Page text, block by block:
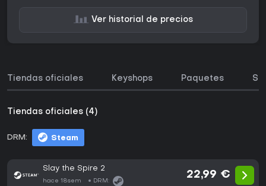
Ver historial de precios
Tiendas oficiales Keyshops Paquetes
Tiendas oficiales (4)
DRM: Steam
Slay the Spire 2
hace 18sem DRM:
22,99 €